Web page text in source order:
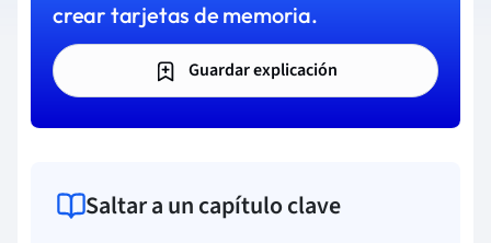
crear tarjetas de memoria.
Guardar explicación
Saltar a un capítulo clave